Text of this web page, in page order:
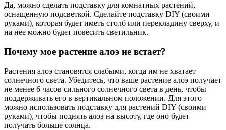
Да, можно сделать подставку для комнатных растений,
оснащенную подсветкой. Сделайте подставку DIY (своими
руками), которая будет иметь столб или перекладину сверху, и
на нее можно будет повесить светильник.
Почему мое растение алоэ не встает?
Растения алоэ становятся слабыми, когда им не хватает
солнечного света. Убедитесь, что ваше растение алоэ получает
не менее 6 часов сильного солнечного света в день, чтобы
поддерживать его в вертикальном положении. Для этого
можно использовать подставку для растений DIY (своими
руками), чтобы поднять алоэ на высоту, где оно будет
получать больше солнца.